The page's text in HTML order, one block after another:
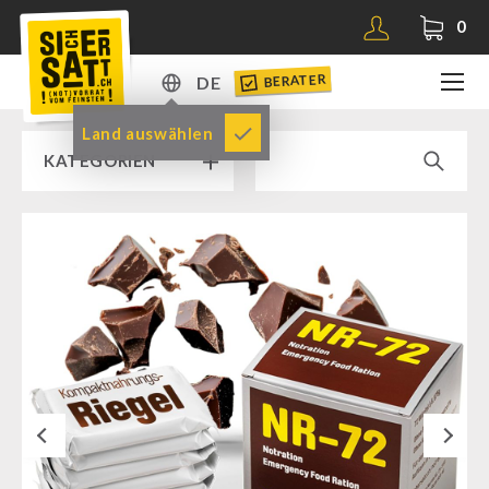
0
DE
DE
EN
Land auswählen
BERATER
KATEGORIEN
RAMPENVERKAUF % % %
SICHERSATT PREMIUM NOTVORRAT
Notvorrat-Pakete
Fertiggerichte
Komplettlösungen
NR-72
Ergänzungs-Pakete
Next